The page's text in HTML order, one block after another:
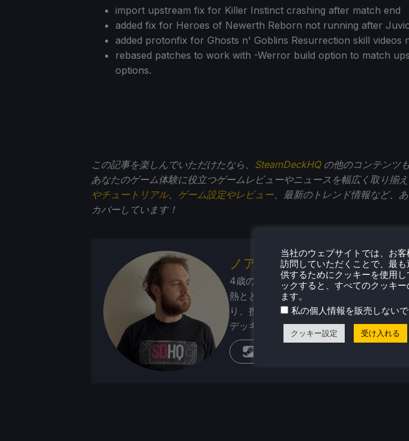
import upstream fix for Killer Instinct crashing after match end
added fix for Heroes of Newerth Reborn not running after
added protonfix for Ghosts n' Goblins Resurrection skill videos
rebased patches to work with -Werror build option to match
options.
この記事を楽しんでいただけたなら、 SteamDeckHQの他のコンテンツ
あなたのゲーム体験に役立つゲームレビューやニュースを幅広く取り揃え
やチュートリアル、 ゲーム設定やレビュー、最新のトレンド情報など、
カバーしています！
ノア・クペツキー
4歳の頃からゲームが大好きだったノア
熱とともに成長してきた。そこから、彼
り、携帯ゲーム機やPCゲームに喜びを感
デッキがリリースされたとき、すべてが
当社のウェブサイトでは、お
訪問していただくことで、最
供するためにクッキーを使用
ックすると、すべてのクッキ
ます。
私の個人情報を販売しない
クッキー設定 受け入れる